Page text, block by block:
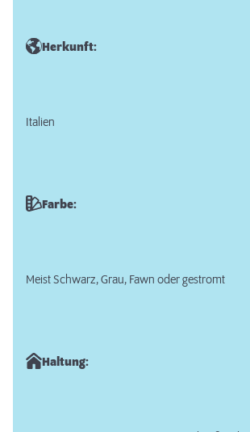
Herkunft:
Italien
Farbe:
Meist Schwarz, Grau, Fawn oder gestromt
Haltung: